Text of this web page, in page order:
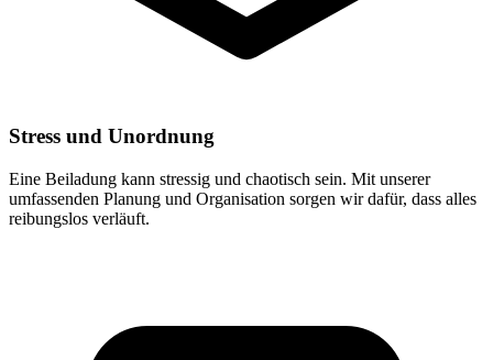
Stress und Unordnung
Eine Beiladung kann stressig und chaotisch sein. Mit unserer
umfassenden Planung und Organisation sorgen wir dafür, dass alles
reibungslos verläuft.